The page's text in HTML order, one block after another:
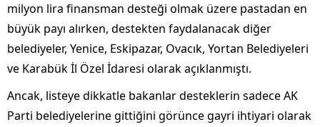
milyon lira finansman desteği olmak üzere pastadan en
büyük payı alırken, destekten faydalanacak diğer
belediyeler, Yenice, Eskipazar, Ovacık, Yortan Belediyeleri
ve Karabük İl Özel İdaresi olarak açıklanmıştı.
Ancak, listeye dikkatle bakanlar desteklerin sadece AK
Parti belediyelerine gittiğini görünce gayri ihtiyari olarak